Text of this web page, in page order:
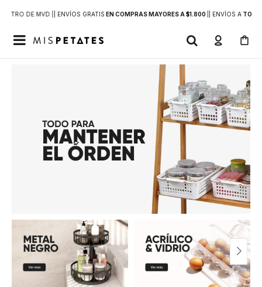
DE MVD | | ENVÍOS GRATIS EN COMPRAS MAYORES A $1.800 | ENVÍOS ATODO
